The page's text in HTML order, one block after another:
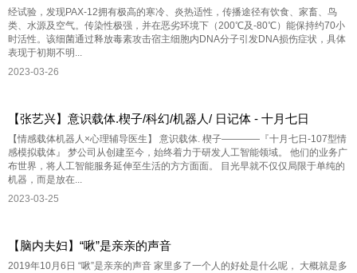
经试验，发现PAX-12拥有极高的寒冷、炎热适性，传播途径有饮食、家畜、鸟
类、水源及空气。传染性极强，并在恶劣环境下（200℃及-80℃）能保持约70小
时活性。该细菌通过释放毒素攻击宿主细胞内DNA分子引发DNA损伤症状，具体
表现于初期不明...
2023-03-26
【张艺兴】意识载体.楔子/科幻/机器人/ 日记体 - 十月七日
【情感载体机器人×心理辅导医生】 意识载体. 楔子————『十月七日-107型情
感模拟载体』 梦公司从创建至今，始终着力于研发人工智能领域。 他们的业务广
布世界，将人工智能服务延伸至生活的方方面面。 目光早就不仅仅局限于单纯的
机器，而是放在...
2023-03-25
【脑内夫妇】“啾”是亲亲的声音
2019年10月6日 “啾”是亲亲的声音 家里多了一个人的好处是什么呢， 大概就是多